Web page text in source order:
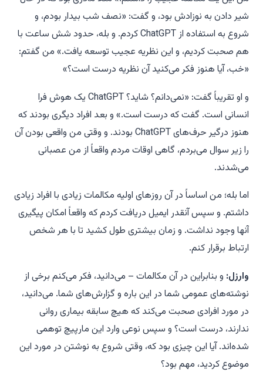
شیر دادن به نوزادش بود، و گفت: «نصف شب بیدار بودم، و
شروع به استفاده از ChatGPT کردم. و بله، حدود شش ساعت با
هم صحبت کردیم، و این نظریه عجیب توسعه یافت.» من گفتم:
«خب، آیا هنوز فکر می‌کنید آن نظریه درست است؟»
و او تقریباً گفت: «نمی‌دانم؟ شاید؟ ChatGPT یک هوش فرا
انسانی است. گفت که درست است.» و بعد افراد دیگری بودند که
هنوز درگیر حرف‌های ChatGPT بودند. و وقتی من واقعی بودن آن
را زیر سوال می‌بردم، گاهی اوقات مردم واقعاً از من عصبانی
می‌شدند.
اما بله؛ من اساساً در آن روزهای اولیه مکالمات زیادی با افراد زیادی
داشتم. و سپس آنقدر ایمیل دریافت کردم که واقعاً امکان پیگیری
آنها وجود نداشت. و زمان بیشتری طول کشید تا با هر شخص
ارتباط برقرار کنم.
وارزل: و بنابراین در آن مکالمات – می‌دانید، فکر می‌کنم برخی از
نوشته‌های عمومی شما در این باره و گزارش‌های شما. می‌دانید،
در مورد افرادی صحبت می‌کند که هیچ سابقه بیماری روانی
ندارند، درست است؟ و سپس نوعی وارد این مارپیچ توهمی
شده‌اند. آیا این چیزی بود که، وقتی شروع به نوشتن در مورد این
موضوع کردید، مهم بود؟